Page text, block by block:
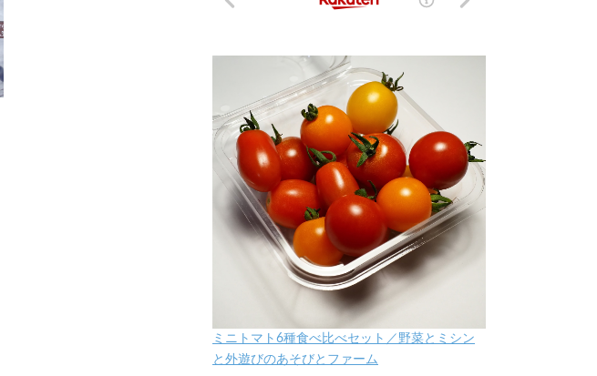
ミニトマト6種食べ比べセット／野菜とミシン
と外遊びのあそびとファーム